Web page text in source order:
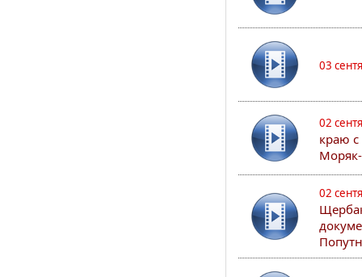
03
02
краю
02